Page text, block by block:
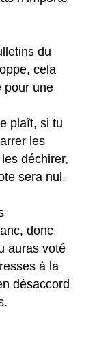
du
cela
pour une
plaît, si tu
les
déchirer,
sera nul.
donc
auras voté
à la
désaccord